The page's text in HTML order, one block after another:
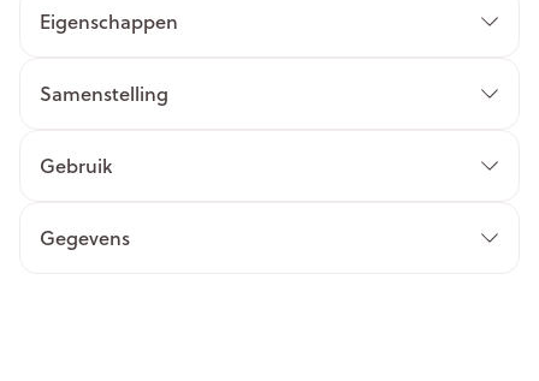
Eigenschappen
Samenstelling
Gebruik
Gegevens